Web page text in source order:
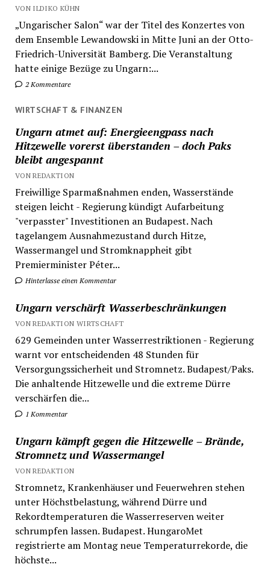
VON ILDIKO KÜHN
„Ungarischer Salon“ war der Titel des Konzertes von
dem Ensemble Lewandowski in Mitte Juni an der Otto-
Friedrich-Universität Bamberg. Die Veranstaltung
hatte einige Bezüge zu Ungarn:...
2 Kommentare
WIRTSCHAFT & FINANZEN
Ungarn atmet auf: Energieengpass nach
Hitzewelle vorerst überstanden – doch Paks
bleibt angespannt
VON REDAKTION
Freiwillige Sparmaßnahmen enden, Wasserstände
steigen leicht - Regierung kündigt Aufarbeitung
"verpasster" Investitionen an Budapest. Nach
tagelangem Ausnahmezustand durch Hitze,
Wassermangel und Stromknappheit gibt
Premierminister Péter...
Hinterlasse einen Kommentar
Ungarn verschärft Wasserbeschränkungen
VON REDAKTION WIRTSCHAFT
629 Gemeinden unter Wasserrestriktionen - Regierung
warnt vor entscheidenden 48 Stunden für
Versorgungssicherheit und Stromnetz. Budapest/Paks.
Die anhaltende Hitzewelle und die extreme Dürre
verschärfen die...
1 Kommentar
Ungarn kämpft gegen die Hitzewelle – Brände,
Stromnetz und Wassermangel
VON REDAKTION
Stromnetz, Krankenhäuser und Feuerwehren stehen
unter Höchstbelastung, während Dürre und
Rekordtemperaturen die Wasserreserven weiter
schrumpfen lassen. Budapest. HungaroMet
registrierte am Montag neue Temperaturrekorde, die
höchste...